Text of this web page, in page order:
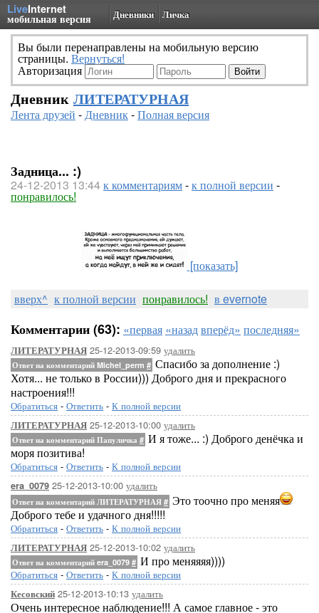
LiveInternet
мобильная версия Дневники Личка
Вы были перенаправлены на мобильную версию
страницы. Вернуться!
Авторизация
Дневник ЛИТЕРАТУРНАЯ
Лента друзей -Дневник-Полная версия
Задница... :)
24-12-2013 13:44к комментариям-к полной версии -
понравилось!
[показать]
вверх^ к полной версии понравилось! в evernote
Комментарии (63): «первая «назадвперёд» последняя»
ЛИТЕРАТУРНАЯ 25-12-2013-09:59 удалить
Ответ на комментарий Michel_perm # Спасибо за дополнение :)
Хотя... не только в России))) Доброго дня и прекрасного
настроения!!!
Обратиться - Ответить - К полной версии
ЛИТЕРАТУРНАЯ 25-12-2013-10:00 удалить
Ответ на комментарий Папуличка # И я тоже... :) Доброго денёчка и
моря позитива!
Обратиться - Ответить - К полной версии
era_0079 25-12-2013-10:00 удалить
Ответ на комментарий ЛИТЕРАТУРНАЯ # Это тоочно про меняя
Доброго тебе и удачного дня!!!!!
Обратиться - Ответить - К полной версии
ЛИТЕРАТУРНАЯ 25-12-2013-10:02 удалить
Ответ на комментарий era_0079 # И про меняяяя))))
Обратиться - Ответить - К полной версии
Кесовский 25-12-2013-10:13 удалить
Очень интересное наблюдение!!! А самое главное - это